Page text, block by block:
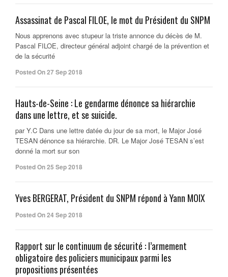
Assassinat de Pascal FILOE, le mot du Président du SNPM
Nous apprenons avec stupeur la triste annonce du décès de M.
Pascal FILOE, directeur général adjoint chargé de la prévention et
de la sécurité
Posted On 27 Sep 2018
Hauts-de-Seine : Le gendarme dénonce sa hiérarchie
dans une lettre, et se suicide.
par Y.C Dans une lettre datée du jour de sa mort, le Major José
TESAN dénonce sa hiérarchie. DR. Le Major José TESAN s’est
donné la mort sur son
Posted On 25 Sep 2018
Yves BERGERAT, Président du SNPM répond à Yann MOIX
Posted On 24 Sep 2018
Rapport sur le continuum de sécurité : l’armement
obligatoire des policiers municipaux parmi les
propositions présentées